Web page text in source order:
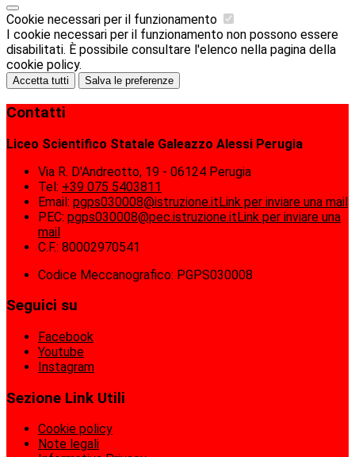
Cookie necessari per il funzionamento
I cookie necessari per il funzionamento non possono essere
disabilitati. È possibile consultare l'elenco nella pagina della
cookie policy.
Accetta tutti Salva le preferenze
Contatti
Liceo Scientifico Statale Galeazzo Alessi Perugia
Via R. D'Andreotto, 19 - 06124 Perugia
Tel: +39 075 5403811
Email: pgps030008@istruzione.itLink per inviare una mail
PEC: pgps030008@pec.istruzione.itLink per inviare una
mail
C.F.: 80002970541
Codice Meccanografico: PGPS030008
Seguici su
Facebook
Youtube
Instagram
Sezione Link Utili
Cookie policy
Note legali